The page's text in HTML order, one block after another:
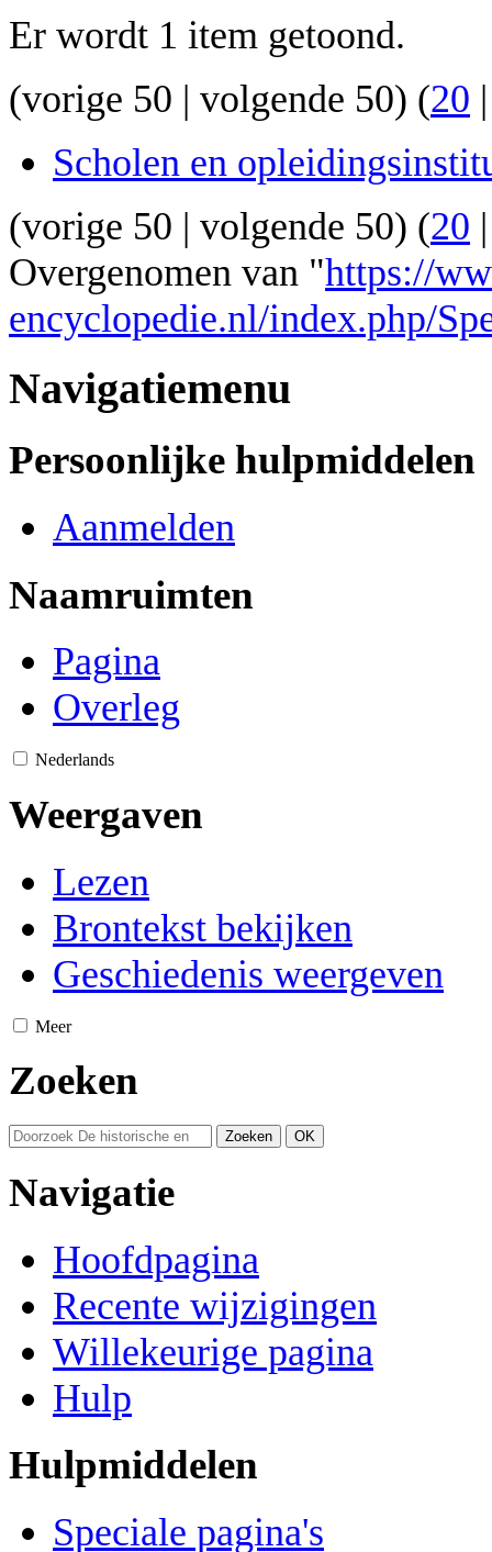
Er wordt 1 item getoond.
(vorige 50 | volgende 50) (20
Scholen en
(vorige 50 | volgende 50) (20
Overgenomen van "https://
encyclopedie.nl/index.php/
Navigatiemenu
Persoonlijke hulpmiddelen
Aanmelden
Naamruimten
Pagina
Overleg
Nederlands
Weergaven
Lezen
Brontekst bekijken
Geschiedenis weergeven
Meer
Zoeken
Navigatie
Hoofdpagina
Recente wijzigingen
Willekeurige pagina
Hulp
Hulpmiddelen
Speciale pagina's